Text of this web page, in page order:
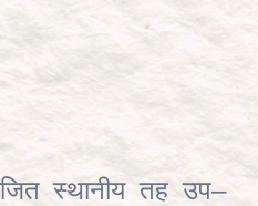
स्थानीय तह उप–